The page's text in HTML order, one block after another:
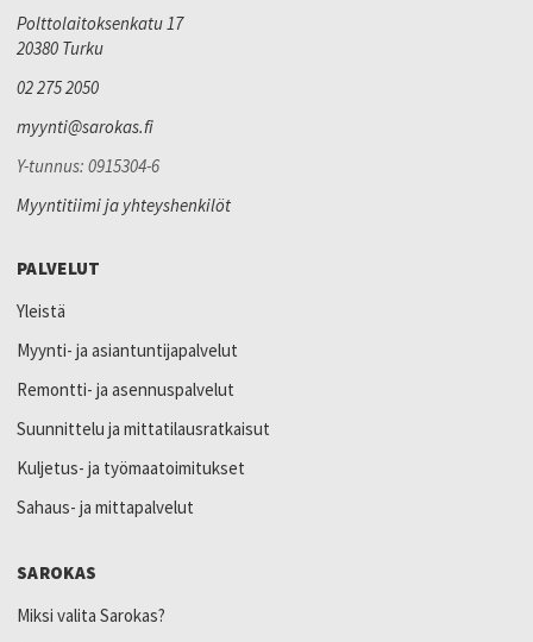
Polttolaitoksenkatu 17
20380 Turku
02 275 2050
myynti@sarokas.fi
Y-tunnus: 0915304-6
Myyntitiimi ja yhteyshenkilöt
PALVELUT
Yleistä
Myynti- ja asiantuntijapalvelut
Remontti- ja asennuspalvelut
Suunnittelu ja mittatilausratkaisut
Kuljetus- ja työmaatoimitukset
Sahaus- ja mittapalvelut
SAROKAS
Miksi valita Sarokas?